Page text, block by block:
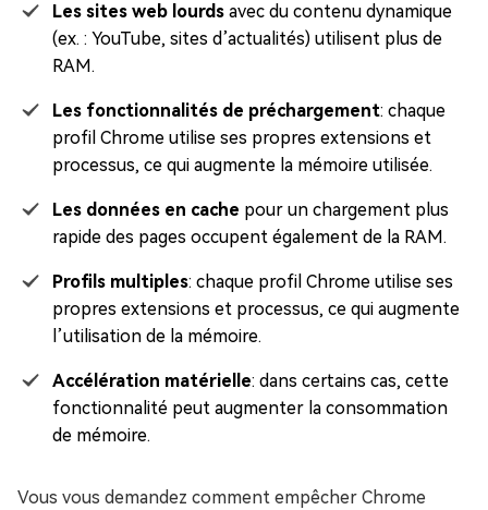
Les sites web lourds avec du contenu dynamique
(ex. : YouTube, sites d’actualités) utilisent plus de
RAM.
Les fonctionnalités de préchargement: chaque
profil Chrome utilise ses propres extensions et
processus, ce qui augmente la mémoire utilisée.
Les données en cache pour un chargement plus
rapide des pages occupent également de la RAM.
Profils multiples: chaque profil Chrome utilise ses
propres extensions et processus, ce qui augmente
l’utilisation de la mémoire.
Accélération matérielle: dans certains cas, cette
fonctionnalité peut augmenter la consommation
de mémoire.
Vous vous demandez comment empêcher Chrome